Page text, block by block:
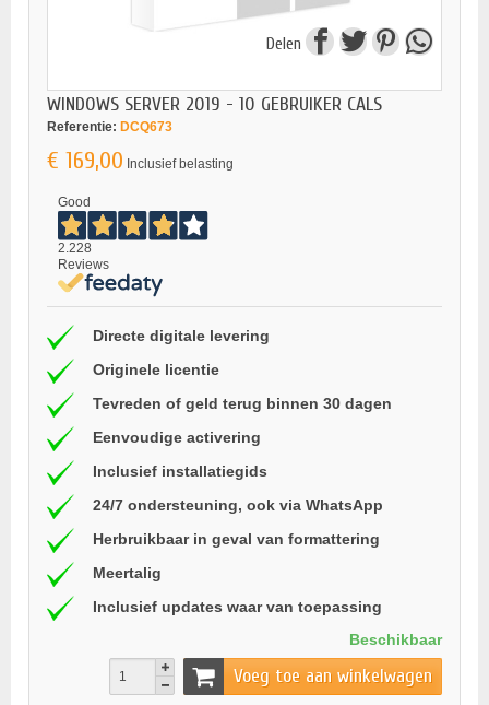
Delen
WINDOWS SERVER 2019 - 10 GEBRUIKER CALS
Referentie: DCQ673
€ 169,00 Inclusief belasting
Good
2.228
Reviews
Directe digitale levering
Originele licentie
Tevreden of geld terug binnen 30 dagen
Eenvoudige activering
Inclusief installatiegids
24/7 ondersteuning, ook via WhatsApp
Herbruikbaar in geval van formattering
Meertalig
Inclusief updates waar van toepassing
Beschikbaar
Voeg toe aan winkelwagen